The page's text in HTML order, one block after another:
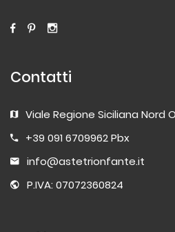
Contatti
Viale Regione Siciliana Nord
+39 091 6709962 Pbx
info@astetrionfante.it
P.IVA: 07072360824